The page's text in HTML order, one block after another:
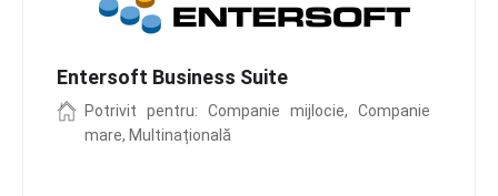
Entersoft Business Suite
Potrivit pentru: Companie mijlocie, Companie
mare, Multinațională